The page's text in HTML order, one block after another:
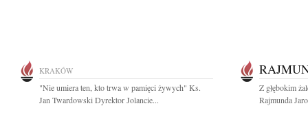
KRAKÓW
"Nie umiera ten, kto trwa w pamięci żywych" Ks.
Jan Twardowski Dyrektor Jolancie...
Z głębokim
Rajmunda